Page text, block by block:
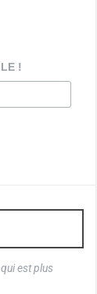
!
est plus